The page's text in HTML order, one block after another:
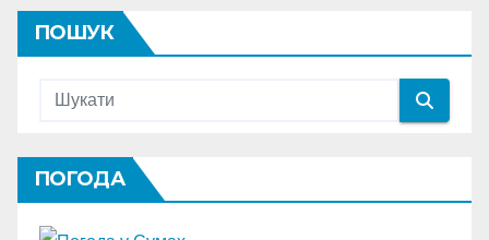
ПОШУК
ПОГОДА